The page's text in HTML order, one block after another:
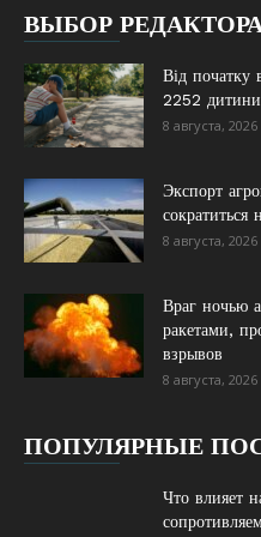
ВЫБОР
Від початку
2252
8 августа, 2026
Экспорт
8 августа, 2026
Враг ночью
ракетами,
взрывов
8 августа, 2026
ПОПУЛЯРНЫЕ
Что влияет